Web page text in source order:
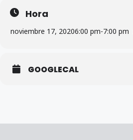
Hora
noviembre 17, 20206:00 pm-7:00 pm
GOOGLECAL